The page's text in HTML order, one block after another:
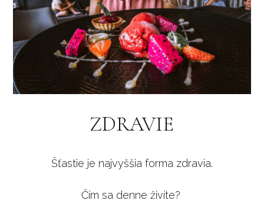
ZDRAVIE
Šťastie je najvyššia forma zdravia.
Čím sa denne živíte?